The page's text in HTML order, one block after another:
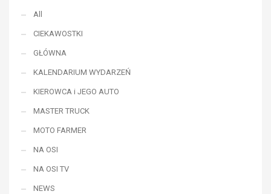
All
CIEKAWOSTKI
GŁÓWNA
KALENDARIUM WYDARZEŃ
KIEROWCA i JEGO AUTO
MASTER TRUCK
MOTO FARMER
NA OSI
NA OSI TV
NEWS